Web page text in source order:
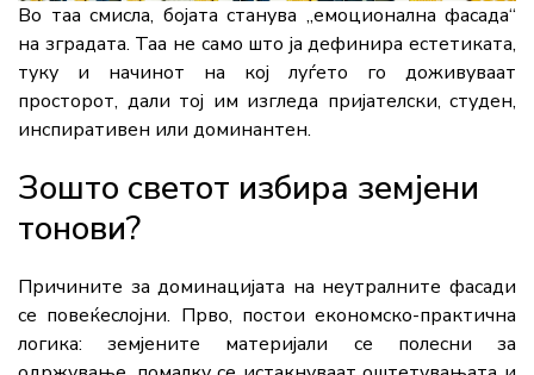
Во таа смисла, бојата станува „емоционална фасада“
на зградата. Таа не само што ја дефинира естетиката,
туку и начинот на кој луѓето го доживуваат
просторот, дали тој им изгледа пријателски, студен,
инспиративен или доминантен.
Зошто светот избира земјени
тонови?
Причините за доминацијата на неутралните фасади
се повеќеслојни. Прво, постои економско-практична
логика: земјените материјали се полесни за